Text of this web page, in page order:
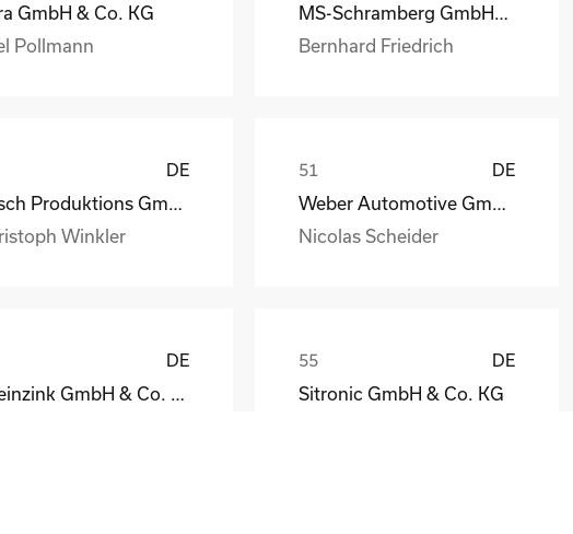
GmbH & Co. KG
Pollmann
Bernhard Friedrich
DE
Winkler
DE
Nicolas Scheider
DE DE
Sitronic GmbH & Co. KG